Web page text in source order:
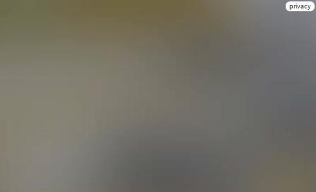
privacy